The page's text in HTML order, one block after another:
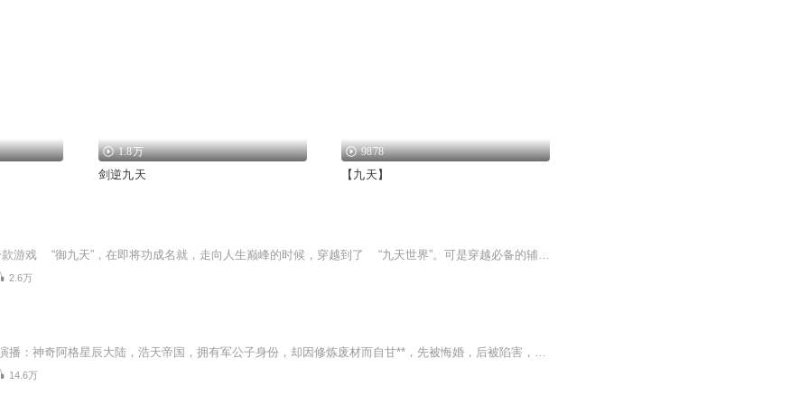
1.8万
剑逆九天
9878
【九天】
王峰创造了一款游戏 “御九天”，在即将功成名就，走向人生巅峰的时候，穿越到了 “九天世界”。可是穿越必备的辅助系统呢？不是高富帅也就罢了，毕竟王家兄弟是个有才华的人，可，地牢小皮鞭开局是什么鬼？
2.6万
作者：骇龙 演播：神奇阿格星辰大陆，浩天帝国，拥有军公子身份，却因修炼废材而自甘**，先被悔婚，后被陷害，家破人亡，身受奇耻大辱下选择了跳崖自尽，不想，却因此遭遇灵蛇，从此改变了人生的轨迹。。。
14.6万